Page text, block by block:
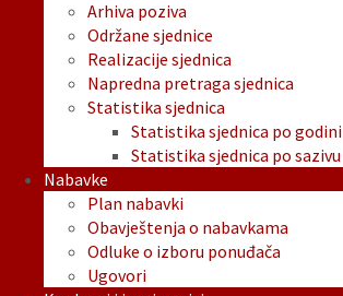
Arhiva poziva
Održane sjednice
Realizacije sjednica
Napredna pretraga sjednica
Statistika sjednica
Statistika sjednica po godini
Statistika sjednica po sazivu
Nabavke
Plan nabavki
Obavještenja o nabavkama
Odluke o izboru ponuđača
Ugovori